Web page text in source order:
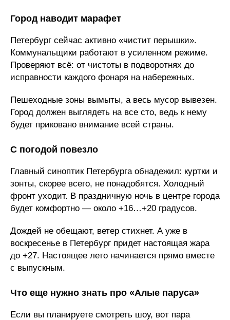
Город наводит марафет
Петербург сейчас активно «чистит перышки».
Коммунальщики работают в усиленном режиме.
Проверяют всё: от чистоты в подворотнях до
исправности каждого фонаря на набережных.
Пешеходные зоны вымыты, а весь мусор вывезен.
Город должен выглядеть на все сто, ведь к нему
будет приковано внимание всей страны.
С погодой повезло
Главный синоптик Петербурга обнадежил: куртки и
зонты, скорее всего, не понадобятся. Холодный
фронт уходит. В праздничную ночь в центре города
будет комфортно — около +16…+20 градусов.
Дождей не обещают, ветер стихнет. А уже в
воскресенье в Петербург придет настоящая жара
до +27. Настоящее лето начинается прямо вместе
с выпускным.
Что еще нужно знать про «Алые паруса»
Если вы планируете смотреть шоу, вот пара